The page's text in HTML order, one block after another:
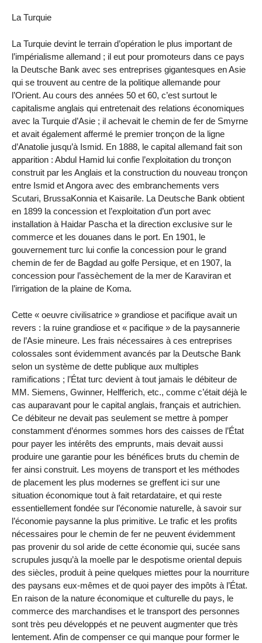
La Turquie
La Turquie devint le terrain d’opération le plus important de
l’impérialisme allemand ; il eut pour promoteurs dans ce pays
la Deutsche Bank avec ses entreprises gigantesques en Asie
qui se trouvent au centre de la politique allemande pour
l’Orient. Au cours des années 50 et 60, c’est surtout le
capitalisme anglais qui entretenait des relations économiques
avec la Turquie d’Asie ; il achevait le chemin de fer de Smyrne
et avait également affermé le premier tronçon de la ligne
d’Anatolie jusqu’à Ismid. En 1888, le capital allemand fait son
apparition : Abdul Hamid lui confie l’exploitation du tronçon
construit par les Anglais et la construction du nouveau tronçon
entre Ismid et Angora avec des embranchements vers
Scutari, BrussaKonnia et Kaisarile. La Deutsche Bank obtient
en 1899 la concession et l’exploitation d’un port avec
installation à Haidar Pascha et la direction exclusive sur le
commerce et les douanes dans le port. En 1901, le
gouvernement turc lui confie la concession pour le grand
chemin de fer de Bagdad au golfe Persique, et en 1907, la
concession pour l’assèchement de la mer de Karaviran et
l’irrigation de la plaine de Koma.
Cette « oeuvre civilisatrice » grandiose et pacifique avait un
revers : la ruine grandiose et « pacifique » de la paysannerie
de l’Asie mineure. Les frais nécessaires à ces entreprises
colossales sont évidemment avancés par la Deutsche Bank
selon un système de dette publique aux multiples
ramifications ; l’État turc devient à tout jamais le débiteur de
MM. Siemens, Gwinner, Helfferich, etc., comme c’était déjà le
cas auparavant pour le capital anglais, français et autrichien.
Ce débiteur ne devait pas seulement se mettre à pomper
constamment d’énormes sommes hors des caisses de l’État
pour payer les intérêts des emprunts, mais devait aussi
produire une garantie pour les bénéfices bruts du chemin de
fer ainsi construit. Les moyens de transport et les méthodes
de placement les plus modernes se greffent ici sur une
situation économique tout à fait retardataire, et qui reste
essentiellement fondée sur l’économie naturelle, à savoir sur
l’économie paysanne la plus primitive. Le trafic et les profits
nécessaires pour le chemin de fer ne peuvent évidemment
pas provenir du sol aride de cette économie qui, sucée sans
scrupules jusqu’à la moelle par le despotisme oriental depuis
des siècles, produit à peine quelques miettes pour la nourriture
des paysans eux-mêmes et de quoi payer des impôts à l’État.
En raison de la nature économique et culturelle du pays, le
commerce des marchandises et le transport des personnes
sont très peu développés et ne peuvent augmenter que très
lentement. Afin de compenser ce qui manque pour former le